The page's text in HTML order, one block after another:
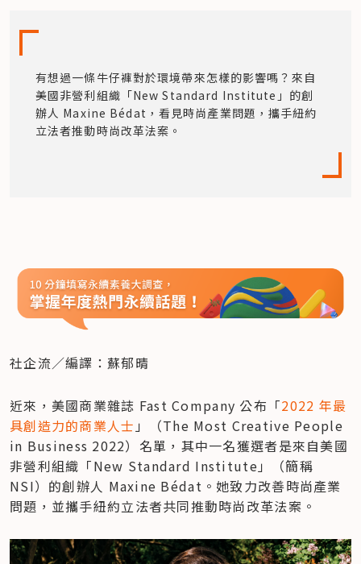
有想過一條牛仔褲對於環境帶來怎樣的影響嗎？來自
美國非營利組織「New Standard Institute」的創
辦人 Maxine Bédat，看見時尚產業問題，攜手紐約
立法者推動時尚改革法案。
社企流／編譯：蘇郁晴
近來，美國商業雜誌 Fast Company 公布「2022 年最
具創造力的商業人士 」（The Most Creative People
in Business 2022）名單，其中一名獲選者是來自美國
非營利組織「New Standard Institute」（簡稱
NSI）的創辦人 Maxine Bédat。她致力改善時尚產業
問題，並攜手紐約立法者共同推動時尚改革法案。